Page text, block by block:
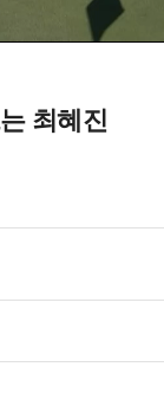
최혜진